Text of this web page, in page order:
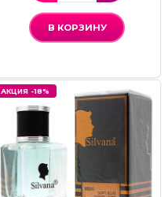
В КОРЗИНУ
АКЦИЯ -18%